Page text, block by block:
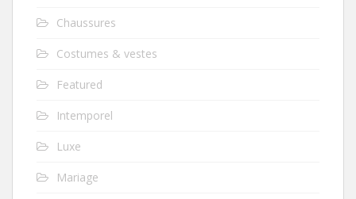
Chaussures
Costumes & vestes
Featured
Intemporel
Luxe
Mariage